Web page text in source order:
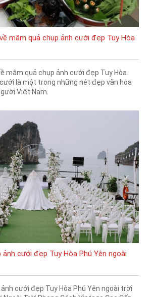
mâm quả chụp ảnh cưới đẹp Tuy Hòa
mâm quả chụp ảnh cưới đẹp Tuy Hòa
là một trong những nét đẹp văn hóa
Việt Nam.
cưới đẹp Tuy Hòa Phú Yên ngoài
cưới đẹp Tuy Hòa Phú Yên ngoài trời